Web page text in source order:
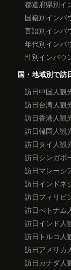
都道府県別イ
国籍別インバ
言語別インバ
年代別インバ
性別インバウ
国・地域別で訪
訪日中国人観
訪日台湾人観
訪日香港人観
訪日韓国人観
訪日タイ人観
訪日シンガポ
訪日マレーシ
訪日インドネ
訪日フィリピ
訪日べトナム
訪日インド人
訪日トルコ人
訪日アメリカ
訪日カナダ人